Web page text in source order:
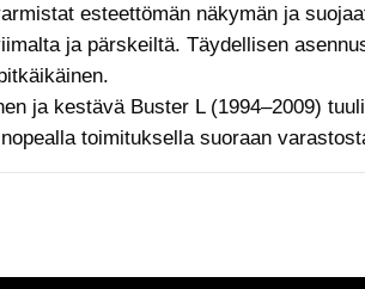
esteettömän näkymän ja
ja pärskeiltä. Täydellisen
ja kestävä Buster L (1994–2009)
toimituksella suoraan
Buster L vasen puoli 1994-2009 Savun väri